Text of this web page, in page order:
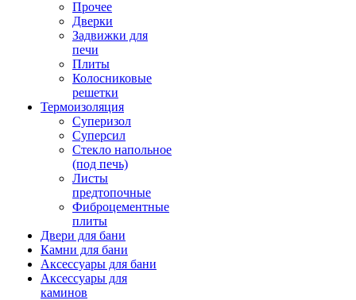
Прочее
Дверки
Задвижки для
печи
Плиты
Колосниковые
решетки
Термоизоляция
Суперизол
Суперсил
Стекло напольное
(под печь)
Листы
предтопочные
Фиброцементные
плиты
Двери для бани
Камни для бани
Аксессуары для бани
Аксессуары для
каминов